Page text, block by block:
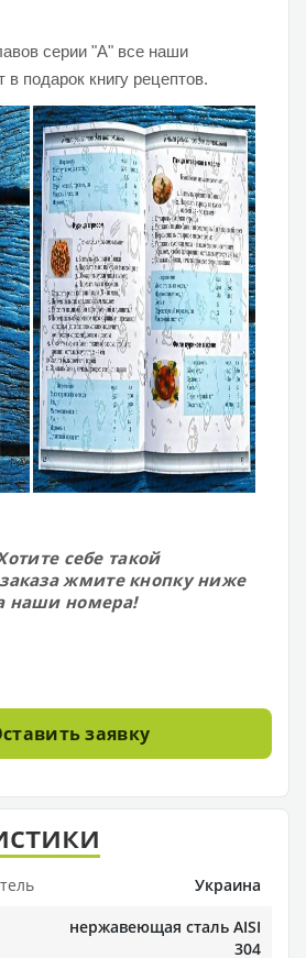
серии "А" все наши
подарок книгу рецептов.
такой
жмите кнопку ниже
наши номера!
заявку
Украина
нержавеющая сталь AISI
304